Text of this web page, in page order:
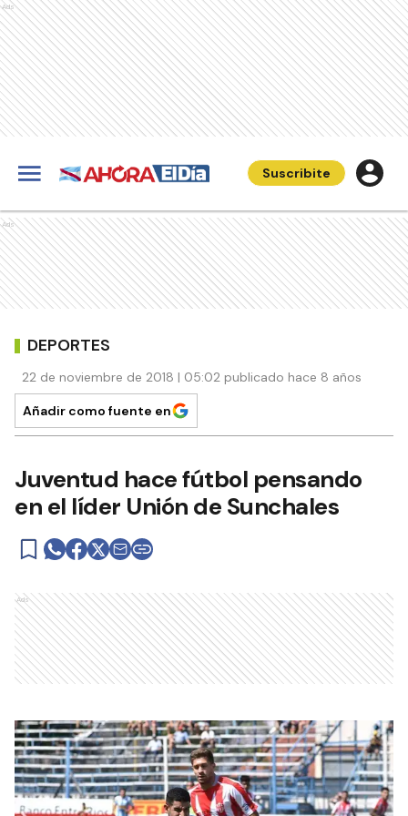
Ads
Suscribite
Ads
DEPORTES
22 de noviembre de 2018 | 05:02 publicado hace 8 años
Añadir como fuente en
Juventud hace fútbol pensando
en el líder Unión de Sunchales
Ads